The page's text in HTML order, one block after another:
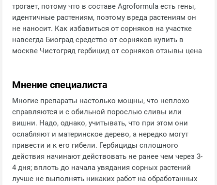
трогает, потому что в составе Agroformula есть гены,
идентичные растениям, поэтому вреда растениям он
не наносит. Как избавиться от сорняков на участке
навсегда Биоград средство от сорняков купить в
москве Чистогряд гербицид от сорняков отзывы цена
Мнение специалиста
Многие препараты настолько мощны, что неплохо
справляются и с обильной порослью сливы или
вишни. Надо, однако, учитывать, что при этом они
ослабляют и материнское дерево, а нередко могут
привести и к его гибели. Гербициды сплошного
действия начинают действовать не ранее чем через 3-
4 дня; вплоть до начала увядания сорных растений
лучше не выполнять никаких работ на обработанных